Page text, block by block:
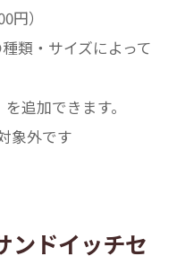
円）
類・サイズによって
追加できます。
象外です
ドイッチセ